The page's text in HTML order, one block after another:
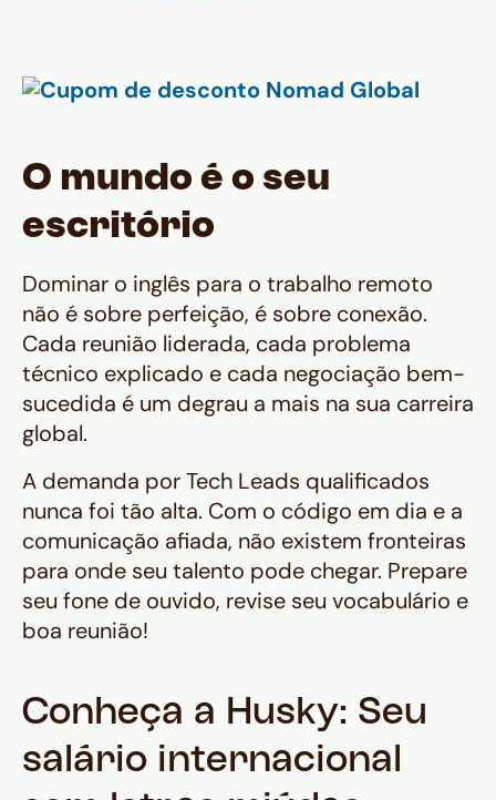
O mundo é o seu
escritório
Dominar o inglês para o trabalho remoto
não é sobre perfeição, é sobre conexão.
Cada reunião liderada, cada problema
técnico explicado e cada negociação bem-
sucedida é um degrau a mais na sua carreira
global.
A demanda por Tech Leads qualificados
nunca foi tão alta. Com o código em dia e a
comunicação afiada, não existem fronteiras
para onde seu talento pode chegar. Prepare
seu fone de ouvido, revise seu vocabulário e
boa reunião!
Conheça a Husky: Seu
salário internacional